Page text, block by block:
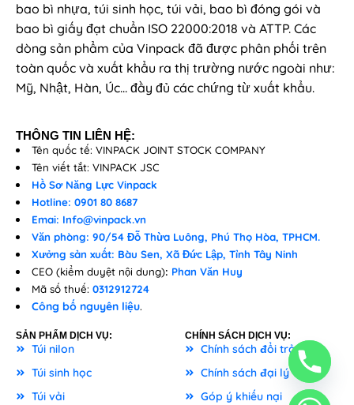
bao bì nhựa, túi sinh học, túi vải, bao bì đóng gói và
bao bì giấy đạt chuẩn ISO 22000:2018 và ATTP. Các
dòng sản phẩm của Vinpack đã được phân phối trên
toàn quốc và xuất khẩu ra thị trường nước ngoài như:
Mỹ, Nhật, Hàn, Úc… đầy đủ các chứng từ xuất khẩu.
THÔNG TIN LIÊN HỆ:
Tên quốc tế: VINPACK JOINT STOCK COMPANY
Tên viết tắt: VINPACK JSC
Hồ Sơ Năng Lực Vinpack
Hotline: 0901 80 8687
Emai: Info@vinpack.vn
Văn phòng: 90/54 Đỗ Thừa Luông, Phú Thọ Hòa, TPHCM.
Xưởng sản xuất: Bàu Sen, Xã Đức Lập, Tỉnh Tây Ninh
CEO (kiểm duyệt nội dung): Phan Văn Huy
Mã số thuế: 0312912724
Công bố nguyên liệu.
SẢN PHẨM DỊCH VỤ:
Túi nilon
Túi sinh học
Túi vải
CHÍNH SÁCH DỊCH VỤ:
Chính sách đổi trả
Chính sách đại lý
Góp ý khiếu nại